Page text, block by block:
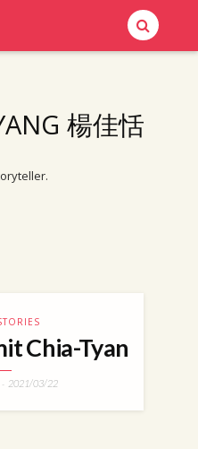
楊佳恬
Chia-Tyan
- 2021/03/22